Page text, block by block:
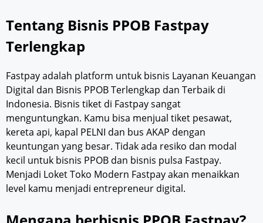
Tentang Bisnis PPOB Fastpay
Terlengkap
Fastpay adalah platform untuk bisnis Layanan Keuangan
Digital dan Bisnis PPOB Terlengkap dan Terbaik di
Indonesia. Bisnis tiket di Fastpay sangat
menguntungkan. Kamu bisa menjual tiket pesawat,
kereta api, kapal PELNI dan bus AKAP dengan
keuntungan yang besar. Tidak ada resiko dan modal
kecil untuk bisnis PPOB dan bisnis pulsa Fastpay.
Menjadi Loket Toko Modern Fastpay akan menaikkan
level kamu menjadi entrepreneur digital.